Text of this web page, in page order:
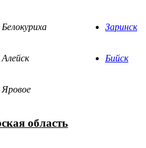
Белокуриха Заринск
Алейск Бийск
Яровое
область